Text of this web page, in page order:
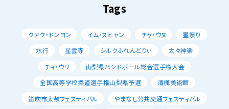
Tags
クァク・ドンヨン イム・スヒャン チャ・ウヌ
星祭り
水行
星雲寺 シルクふれんどりぃ
太々神楽
チョ・ウリ
山梨県ハンドボール総合選手権大会
全国高等学校柔道選手権山梨県予選
清楓美術館
笛吹市太鼓フェスティバル
やまなし公共交通フェスティバル